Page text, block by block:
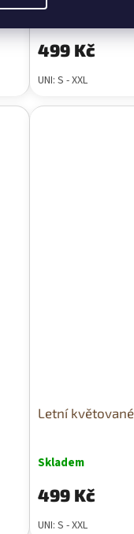
499 Kč
UNI: S - XXL
Letní
Skladem
499 Kč
UNI: S - XXL